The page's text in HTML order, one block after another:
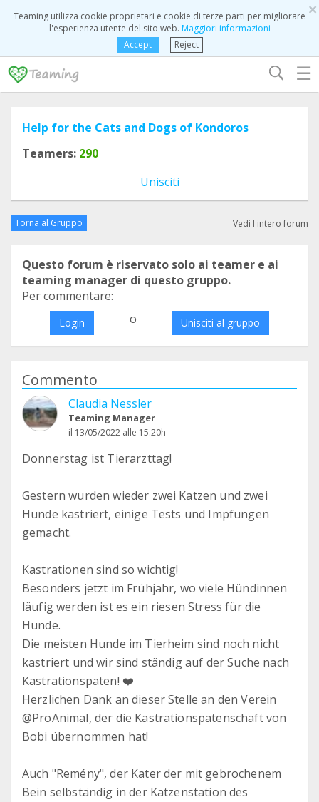
×
Teaming utilizza cookie proprietari e cookie di terze parti per migliorare
l'esperienza utente del sito web. Maggiori informazioni
Accept
Reject
☰
Help for the Cats and Dogs of Kondoros
Teamers: 290
Unisciti
Torna al Gruppo Vedi l'intero forum
Questo forum è riservato solo ai teamer e ai
teaming manager di questo gruppo.
Per commentare:
Login o Unisciti al gruppo
Commento
Claudia Nessler
Teaming Manager
il 13/05/2022 alle 15:20h
Donnerstag ist Tierarzttag!
Gestern wurden wieder zwei Katzen und zwei
Hunde kastriert, einige Tests und Impfungen
gemacht.
Kastrationen sind so wichtig!
Besonders jetzt im Frühjahr, wo viele Hündinnen
läufig werden ist es ein riesen Stress für die
Hunde.
Die meisten Hunde im Tierheim sind noch nicht
kastriert und wir sind ständig auf der Suche nach
Kastrationspaten! ❤️
Herzlichen Dank an dieser Stelle an den Verein
@ProAnimal, der die Kastrationspatenschaft von
Bobi übernommen hat!
Auch "Remény", der Kater der mit gebrochenem
Bein selbständig in der Katzenstation des